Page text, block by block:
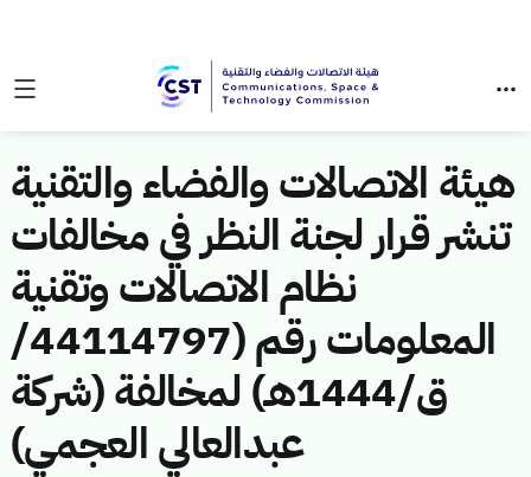
هيئة الاتصالات والفضاء والتقنية
تنشر قرار لجنة النظر في مخالفات
نظام الاتصالات وتقنية
المعلومات رقم (44114797/
ق/1444هـ) لمخالفة (شركة
عبدالعالي العجمي)